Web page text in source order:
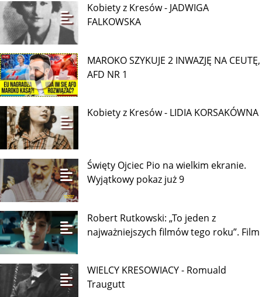
Kobiety z Kresów - JADWIGA
FALKOWSKA
MAROKO SZYKUJE 2 INWAZJĘ NA CEUTĘ,
AFD NR 1
Kobiety z Kresów - LIDIA KORSAKÓWNA
Święty Ojciec Pio na wielkim ekranie.
Wyjątkowy pokaz już 9
Robert Rutkowski: „To jeden z
najważniejszych filmów tego roku”. Film
WIELCY KRESOWIACY - Romuald
Traugutt